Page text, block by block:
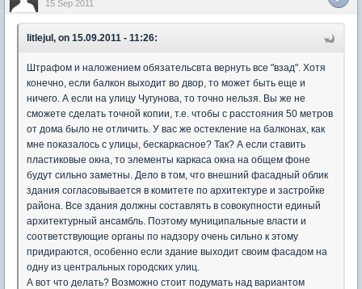
15 Sep 2011
litlejul, on 15.09.2011 - 11:26:
Штрафом и наложением обязательсвта вернуть все "взад". Хотя
конечно, если балкон выходит во двор, то может быть еще и
ничего. А если на улицу Чугунова, то точно нельзя. Вы же не
сможете сделать точной копии, т.е. чтобы с расстояния 50 метров
от дома было не отличить. У вас же остекление на балконах, как
мне показалось с улицы, бескаркасное? Так? А если ставить
пластиковые окна, то элементы каркаса окна на общем фоне
будут сильно заметны. Дело в том, что внешний фасадный облик
здания согласовывается в комитете по архитектуре и застройке
района. Все здания должны составлять в совокупности единый
архитектурный ансамбль. Поэтому муниципальные власти и
соответствующие органы по надзору очень сильно к этому
придираются, особенно если здание выходит своим фасадом на
одну из центральных городских улиц.
А вот что делать? Возможно стоит подумать над вариантом